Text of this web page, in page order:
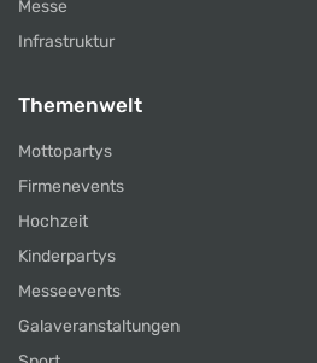
Messe
Infrastruktur
Themenwelt
Mottopartys
Firmenevents
Hochzeit
Kinderpartys
Messeevents
Galaveranstaltungen